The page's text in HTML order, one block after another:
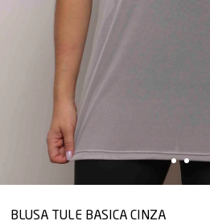
BLUSA TULE BASICA CINZA